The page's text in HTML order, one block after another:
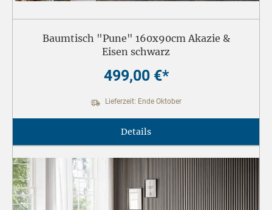
Baumtisch "Pune" 160x90cm Akazie &
Eisen schwarz
499,00 €*
Lieferzeit: Ende Oktober
Details